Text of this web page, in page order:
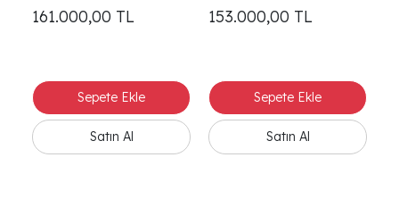
161.000,00 TL 153.000,00 TL